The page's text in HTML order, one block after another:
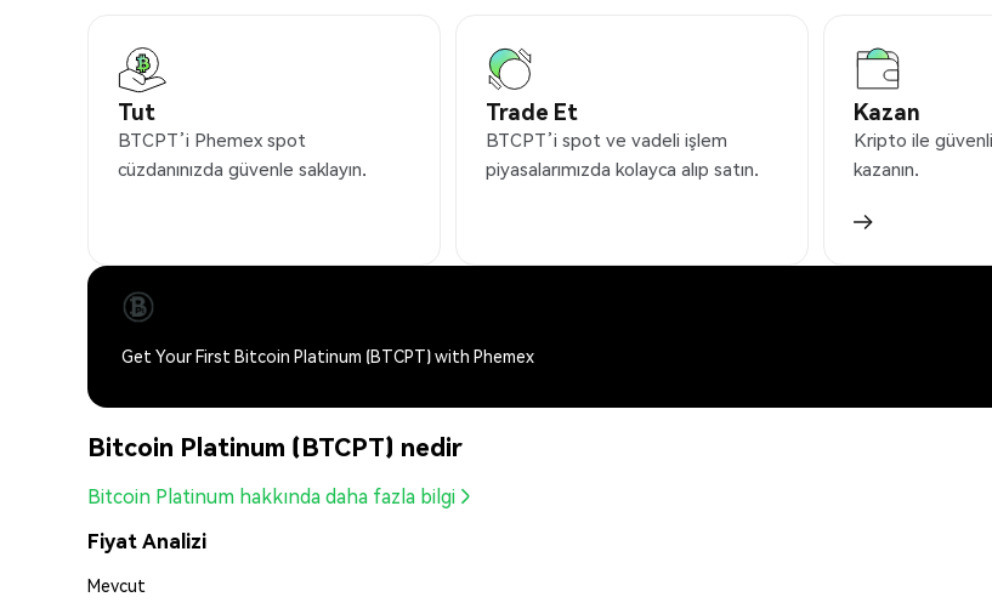
Tut
BTCPT’i Phemex spot
cüzdanınızda güvenle saklayın.
Trade Et
BTCPT’i spot ve vadeli işlem
piyasalarımızda kolayca alıp satın.
Kazan
Kripto ile
kazanın.
Get Your First Bitcoin Platinum (BTCPT) with Phemex
Bitcoin Platinum (BTCPT) nedir
Bitcoin Platinum hakkında daha fazla bilgi
Fiyat Analizi
Mevcut